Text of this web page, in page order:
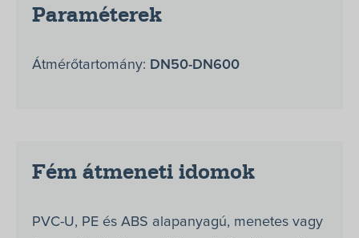
Paraméterek
Átmérőtartomány: DN50-DN600
Fém átmeneti idomok
PVC-U, PE és ABS alapanyagú, menetes vagy